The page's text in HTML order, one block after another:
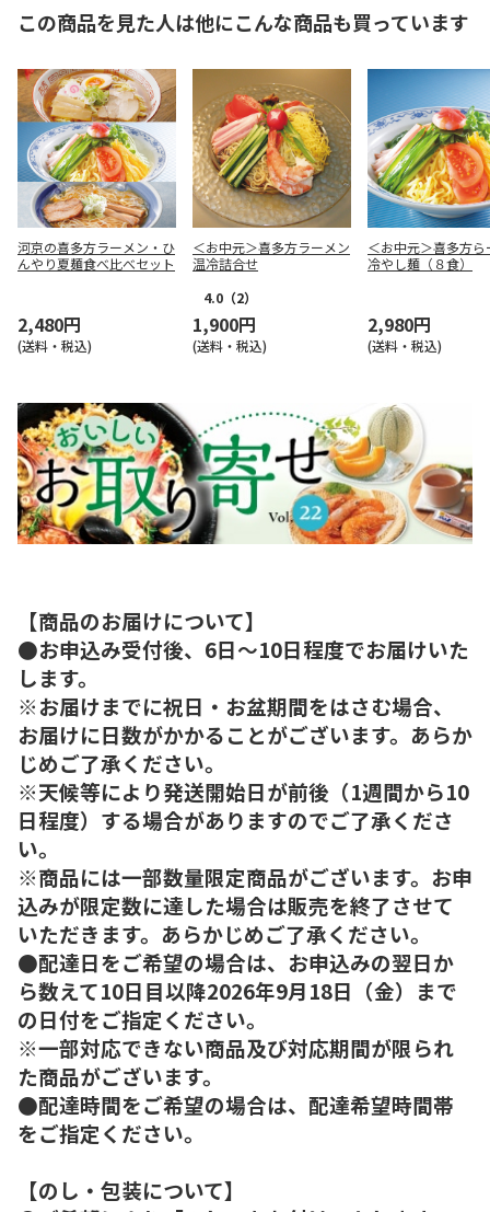
この商品を見た人は他にこんな商品も買っています
河京の喜多方ラーメン・ひ
んやり夏麺食べ比べセット
2,480円
(送料・税込)
＜お中元＞喜多方ラーメン
温冷詰合せ
4.0 （2）
1,900円
(送料・税込)
＜お中元＞喜多方ら
冷やし麺（８食）
2,980円
(送料・税込)
【商品のお届けについて】
●お申込み受付後、6日～10日程度でお届けいた
します。
※お届けまでに祝日・お盆期間をはさむ場合、
お届けに日数がかかることがございます。あらか
じめご了承ください。
※天候等により発送開始日が前後（1週間から10
日程度）する場合がありますのでご了承くださ
い。
※商品には一部数量限定商品がございます。お申
込みが限定数に達した場合は販売を終了させて
いただきます。あらかじめご了承ください。
●配達日をご希望の場合は、お申込みの翌日か
ら数えて10日目以降2026年9月18日（金）まで
の日付をご指定ください。
※一部対応できない商品及び対応期間が限られ
た商品がございます。
●配達時間をご希望の場合は、配達希望時間帯
をご指定ください。
【のし・包装について】